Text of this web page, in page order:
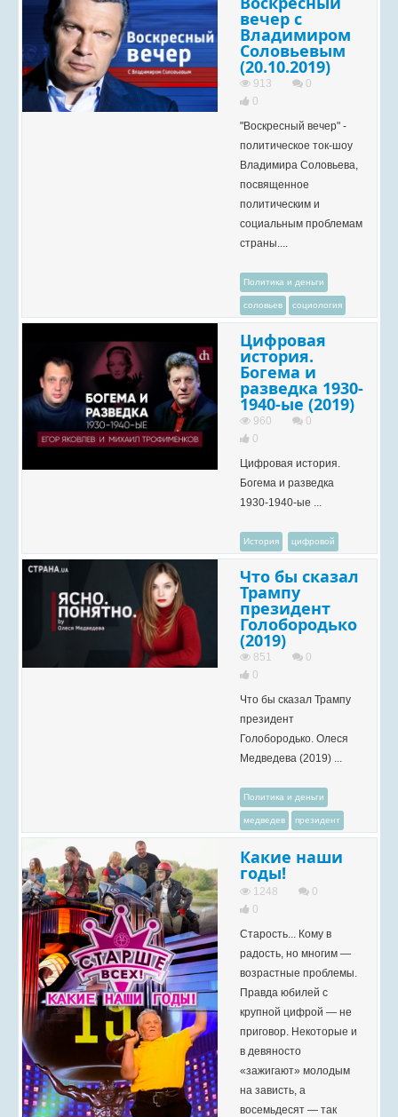
вечер с
Владимиром
Соловьевым
(20.10.2019)
913
0
0
"Воскресный вечер" -
политическое ток-шоу
Владимира Соловьева,
посвященное
политическим и
социальным проблемам
страны....
Политика и деньги
соловьев социология
Цифровая
история.
Богема и
разведка 1930-
1940-ые (2019)
960
0
0
Цифровая история.
Богема и разведка
1930-1940-ые ...
История цифровой
Что бы сказал
Трампу
президент
Голобородько
(2019)
851
0
0
Что бы сказал Трампу
президент
Голобородько. Олеся
Медведева (2019) ...
Политика и деньги
медведев президент
Какие наши
годы!
1248
0
0
Старость... Кому в
радость, но многим —
возрастные проблемы.
Правда юбилей с
крупной цифрой — не
приговор. Некоторые и
в девяносто
«зажигают» молодым
на зависть, а
восемьдесят — так